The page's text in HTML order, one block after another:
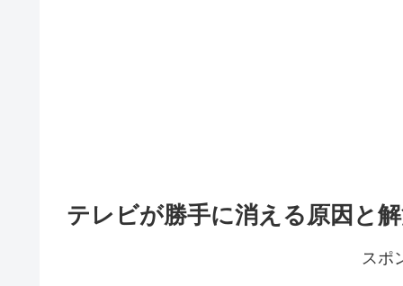
テレビが勝手に消える原因と
スポ